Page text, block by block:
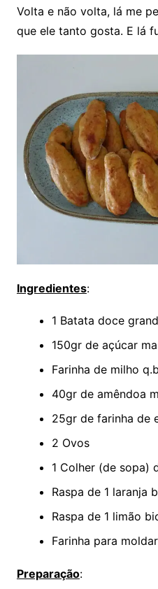
Volta e não volta, lá me
que ele tanto gosta. E lá
Ingredientes:
1 Batata doce
150gr de açúcar
Farinha de milho
40gr de amêndoa
25gr de farinha de
2 Ovos
1 Colher (de sopa)
Raspa de 1 laranja
Raspa de 1 limão
Farinha para moldar
Preparação: